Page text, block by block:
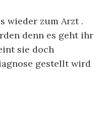
wieder zum Arzt .
denn es geht ihr
sie doch
gestellt wird